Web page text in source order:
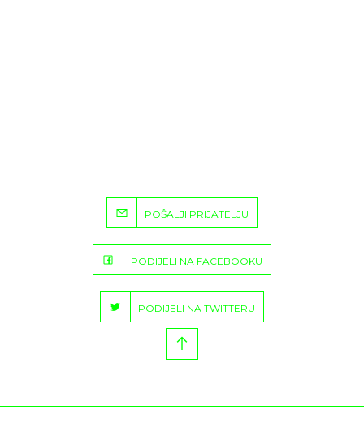
POŠALJI PRIJATELJU
PODIJELI NA FACEBOOKU
PODIJELI NA TWITTERU